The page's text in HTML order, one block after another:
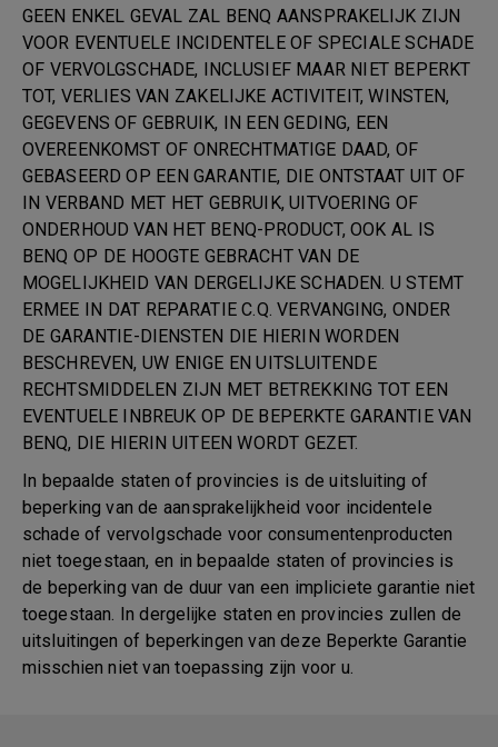
GEEN ENKEL GEVAL ZAL BENQ AANSPRAKELIJK ZIJN
VOOR EVENTUELE INCIDENTELE OF SPECIALE SCHADE
OF VERVOLGSCHADE, INCLUSIEF MAAR NIET BEPERKT
TOT, VERLIES VAN ZAKELIJKE ACTIVITEIT, WINSTEN,
GEGEVENS OF GEBRUIK, IN EEN GEDING, EEN
OVEREENKOMST OF ONRECHTMATIGE DAAD, OF
GEBASEERD OP EEN GARANTIE, DIE ONTSTAAT UIT OF
IN VERBAND MET HET GEBRUIK, UITVOERING OF
ONDERHOUD VAN HET BENQ-PRODUCT, OOK AL IS
BENQ OP DE HOOGTE GEBRACHT VAN DE
MOGELIJKHEID VAN DERGELIJKE SCHADEN. U STEMT
ERMEE IN DAT REPARATIE C.Q. VERVANGING, ONDER
DE GARANTIE-DIENSTEN DIE HIERIN WORDEN
BESCHREVEN, UW ENIGE EN UITSLUITENDE
RECHTSMIDDELEN ZIJN MET BETREKKING TOT EEN
EVENTUELE INBREUK OP DE BEPERKTE GARANTIE VAN
BENQ, DIE HIERIN UITEEN WORDT GEZET.
In bepaalde staten of provincies is de uitsluiting of
beperking van de aansprakelijkheid voor incidentele
schade of vervolgschade voor consumentenproducten
niet toegestaan, en in bepaalde staten of provincies is
de beperking van de duur van een impliciete garantie niet
toegestaan. In dergelijke staten en provincies zullen de
uitsluitingen of beperkingen van deze Beperkte Garantie
misschien niet van toepassing zijn voor u.